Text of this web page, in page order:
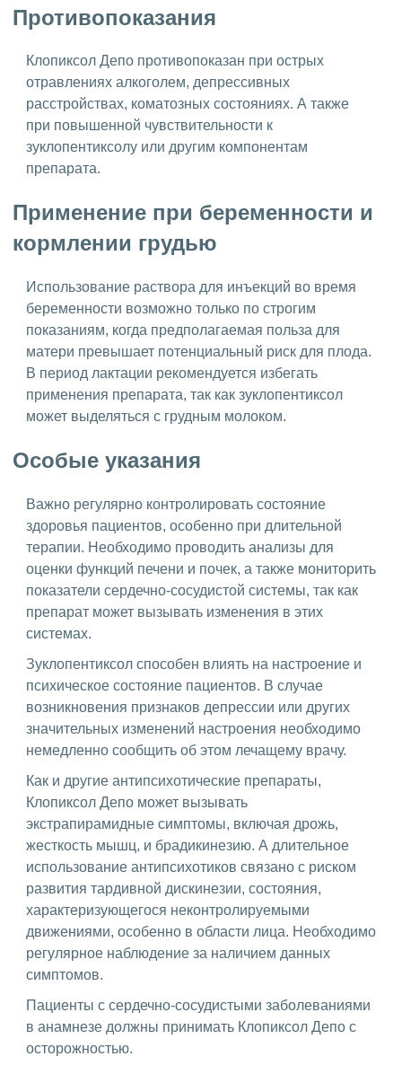
Противопоказания
Клопиксол Депо противопоказан при острых
отравлениях алкоголем, депрессивных
расстройствах, коматозных состояниях. А также
при повышенной чувствительности к
зуклопентиксолу или другим компонентам
препарата.
Применение при беременности и
кормлении грудью
Использование раствора для инъекций во время
беременности возможно только по строгим
показаниям, когда предполагаемая польза для
матери превышает потенциальный риск для плода.
В период лактации рекомендуется избегать
применения препарата, так как зуклопентиксол
может выделяться с грудным молоком.
Особые указания
Важно регулярно контролировать состояние
здоровья пациентов, особенно при длительной
терапии. Необходимо проводить анализы для
оценки функций печени и почек, а также мониторить
показатели сердечно-сосудистой системы, так как
препарат может вызывать изменения в этих
системах.
Зуклопентиксол способен влиять на настроение и
психическое состояние пациентов. В случае
возникновения признаков депрессии или других
значительных изменений настроения необходимо
немедленно сообщить об этом лечащему врачу.
Как и другие антипсихотические препараты,
Клопиксол Депо может вызывать
экстрапирамидные симптомы, включая дрожь,
жесткость мышц, и брадикинезию. А длительное
использование антипсихотиков связано с риском
развития тардивной дискинезии, состояния,
характеризующегося неконтролируемыми
движениями, особенно в области лица. Необходимо
регулярное наблюдение за наличием данных
симптомов.
Пациенты с сердечно-сосудистыми заболеваниями
в анамнезе должны принимать Клопиксол Депо с
осторожностью.